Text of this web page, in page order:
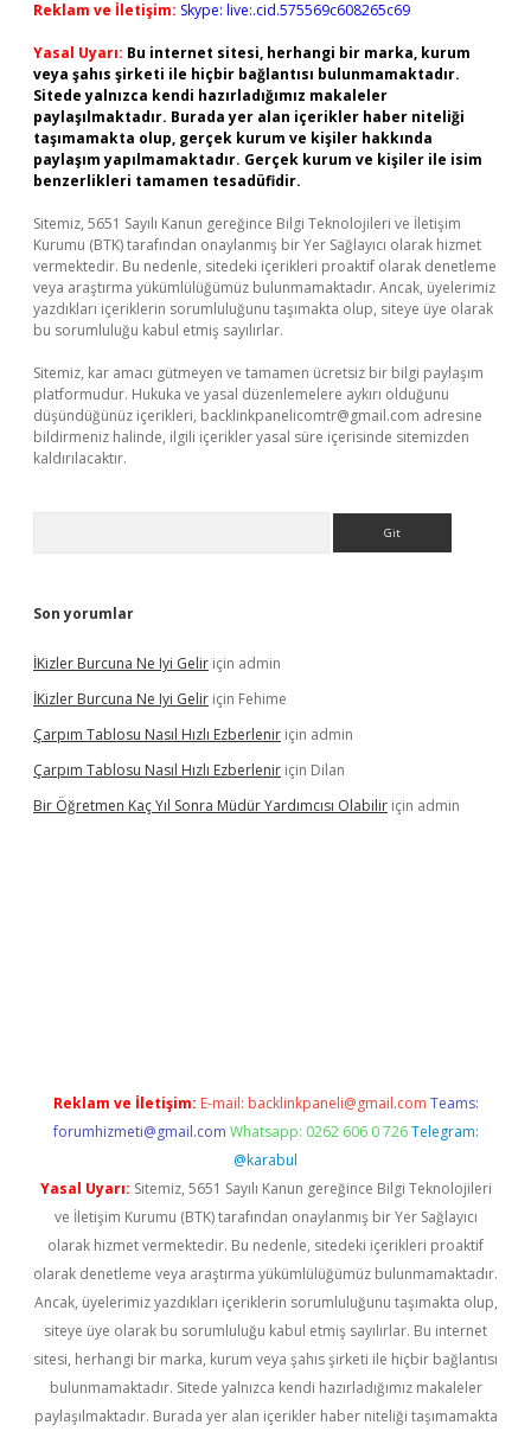
Reklam ve İletişim: Skype: live:.cid.575569c608265c69
Yasal Uyarı: Bu internet sitesi, herhangi bir marka, kurum
veya şahıs şirketi ile hiçbir bağlantısı bulunmamaktadır.
Sitede yalnızca kendi hazırladığımız makaleler
paylaşılmaktadır. Burada yer alan içerikler haber niteliği
taşımamakta olup, gerçek kurum ve kişiler hakkında
paylaşım yapılmamaktadır. Gerçek kurum ve kişiler ile isim
benzerlikleri tamamen tesadüfidir.
Sitemiz, 5651 Sayılı Kanun gereğince Bilgi Teknolojileri ve İletişim
Kurumu (BTK) tarafından onaylanmış bir Yer Sağlayıcı olarak hizmet
vermektedir. Bu nedenle, sitedeki içerikleri proaktif olarak denetleme
veya araştırma yükümlülüğümüz bulunmamaktadır. Ancak, üyelerimiz
yazdıkları içeriklerin sorumluluğunu taşımakta olup, siteye üye olarak
bu sorumluluğu kabul etmiş sayılırlar.
Sitemiz, kar amacı gütmeyen ve tamamen ücretsiz bir bilgi paylaşım
platformudur. Hukuka ve yasal düzenlemelere aykırı olduğunu
düşündüğünüz içerikleri, backlinkpanelicomtr@gmail.com adresine
bildirmeniz halinde, ilgili içerikler yasal süre içerisinde sitemizden
kaldırılacaktır.
Son yorumlar
İKizler Burcuna Ne Iyi Gelir için admin
İKizler Burcuna Ne Iyi Gelir için Fehime
Çarpım Tablosu Nasıl Hızlı Ezberlenir için admin
Çarpım Tablosu Nasıl Hızlı Ezberlenir için Dilan
Bir Öğretmen Kaç Yıl Sonra Müdür Yardımcısı Olabilir için admin
Reklam ve İletişim: E-mail: backlinkpaneli@gmail.com Teams:
forumhizmeti@gmail.com Whatsapp: 0262 606 0 726 Telegram:
@karabul
Yasal Uyarı: Sitemiz, 5651 Sayılı Kanun gereğince Bilgi Teknolojileri
ve İletişim Kurumu (BTK) tarafından onaylanmış bir Yer Sağlayıcı
olarak hizmet vermektedir. Bu nedenle, sitedeki içerikleri proaktif
olarak denetleme veya araştırma yükümlülüğümüz bulunmamaktadır.
Ancak, üyelerimiz yazdıkları içeriklerin sorumluluğunu taşımakta olup,
siteye üye olarak bu sorumluluğu kabul etmiş sayılırlar. Bu internet
sitesi, herhangi bir marka, kurum veya şahıs şirketi ile hiçbir bağlantısı
bulunmamaktadır. Sitede yalnızca kendi hazırladığımız makaleler
paylaşılmaktadır. Burada yer alan içerikler haber niteliği taşımamakta